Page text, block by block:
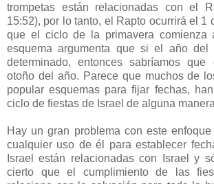
trompetas están relacionadas con el
15:52), por lo tanto, el Rapto ocurrirá el 1
que el ciclo de la primavera comienza
esquema argumenta que si el año del
determinado, entonces sabríamos
otoño del año. Parece que muchos de
popular esquemas para fijar fechas,
ciclo de fiestas de Israel de alguna
Hay un gran problema con este
cualquier uso de él para establecer
Israel están relacionadas con Israel y
cierto que el cumplimiento de las